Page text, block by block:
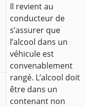
Il revient au
conducteur de
s’assurer que
l’alcool dans un
véhicule est
convenablement
rangé. L’alcool doit
être dans un
contenant non